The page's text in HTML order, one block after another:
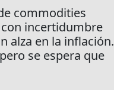
commodities
incertidumbre
alza en la inflación.
se espera que